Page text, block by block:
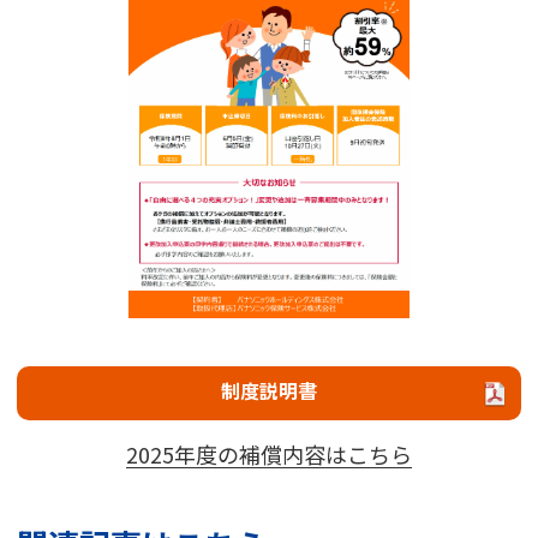
制度説明書
2025年度の補償内容はこちら